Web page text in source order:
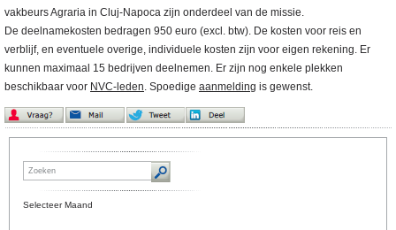
vakbeurs Agraria in Cluj-Napoca zijn onderdeel van de missie.
De deelnamekosten bedragen 950 euro (excl. btw). De kosten voor reis en
verblijf, en eventuele overige, individuele kosten zijn voor eigen rekening. Er
kunnen maximaal 15 bedrijven deelnemen. Er zijn nog enkele plekken
beschikbaar voor NVC-leden. Spoedige aanmelding is gewenst.
Selecteer Maand